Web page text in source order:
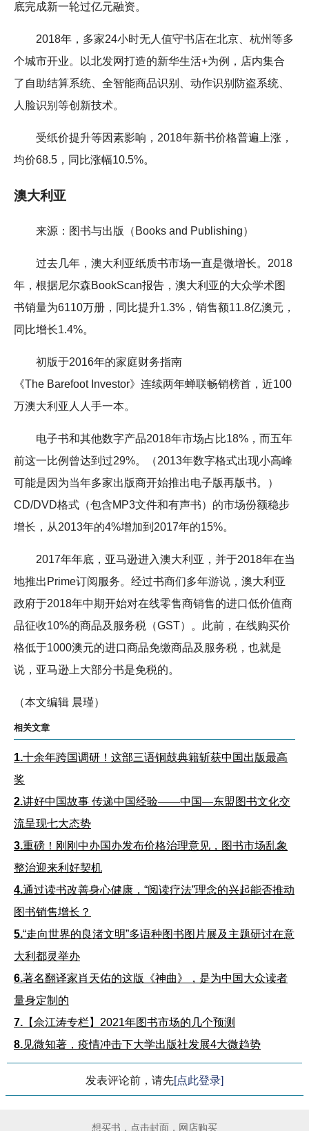
底完成新一轮过亿元融资。
2018年，多家24小时无人值守书店在北京、杭州等多
个城市开业。以北发网打造的新华生活+为例，店内集合
了自助结算系统、全智能商品识别、动作识别防盗系统、
人脸识别等创新技术。
受纸价提升等因素影响，2018年新书价格普遍上涨，
均价68.5，同比涨幅10.5%。
澳大利亚
来源：图书与出版（Books and Publishing）
过去几年，澳大利亚纸质书市场一直是微增长。2018
年，根据尼尔森BookScan报告，澳大利亚的大众学术图
书销量为6110万册，同比提升1.3%，销售额11.8亿澳元，
同比增长1.4%。
初版于2016年的家庭财务指南
《The Barefoot Investor》连续两年蝉联畅销榜首，近100
万澳大利亚人人手一本。
电子书和其他数字产品2018年市场占比18%，而五年
前这一比例曾达到过29%。（2013年数字格式出现小高峰
可能是因为当年多家出版商开始推出电子版再版书。）
CD/DVD格式（包含MP3文件和有声书）的市场份额稳步
增长，从2013年的4%增加到2017年的15%。
2017年年底，亚马逊进入澳大利亚，并于2018年在当
地推出Prime订阅服务。经过书商们多年游说，澳大利亚
政府于2018年中期开始对在线零售商销售的进口低价值商
品征收10%的商品及服务税（GST）。此前，在线购买价
格低于1000澳元的进口商品免缴商品及服务税，也就是
说，亚马逊上大部分书是免税的。
（本文编辑 晨瑾）
相关文章
1.十余年跨国调研！这部三语铜鼓典籍斩获中国出版最高
奖
2.讲好中国故事 传递中国经验——中国—东盟图书文化交
流呈现七大态势
3.重磅！刚刚中办国办发布价格治理意见，图书市场乱象
整治迎来利好契机
4.通过读书改善身心健康，“阅读疗法”理念的兴起能否推动
图书销售增长？
5.“走向世界的良渚文明”多语种图书图片展及主题研讨在意
大利都灵举办
6.著名翻译家肖天佑的这版《神曲》，是为中国大众读者
量身定制的
7. 【佘江涛专栏】2021年图书市场的几个预测
8.见微知著，疫情冲击下大学出版社发展4大微趋势
发表评论前，请先[点此登录]
想买书，点击封面，网店购买